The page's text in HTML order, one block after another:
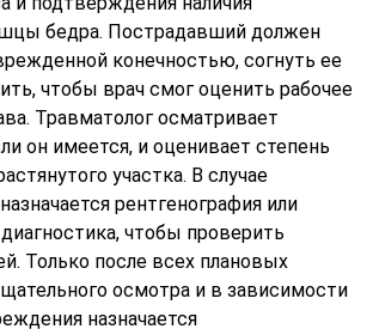
бедра. Пострадавший должен
конечностью, согнуть ее
чтобы врач смог оценить рабочее
Травматолог осматривает
он имеется, и оценивает степень
участка. В случае
рентгенография или
чтобы проверить
Только после всех плановых
осмотра и в зависимости
назначается